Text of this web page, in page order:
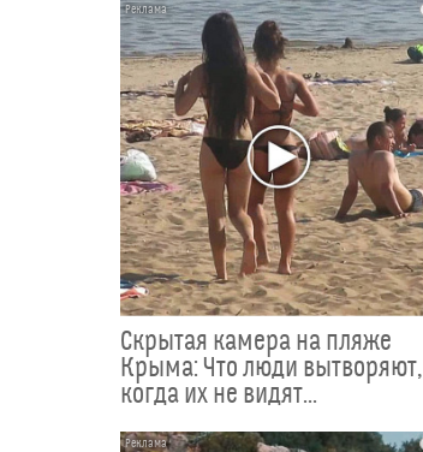
Скрытая камера на пляже
Крыма: Что люди вытворяют,
когда их не видят...